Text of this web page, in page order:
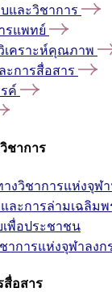
และวิชาการ
รแพทย์
เคราะห์คุณภาพ
ะการสื่อสาร
ค์
ชาการ
งวิชาการแห่งจุฬา
ละการล่ามเฉลิมพ
พื่อประชาชน
าการแห่งจุฬาลง
สื่อสาร